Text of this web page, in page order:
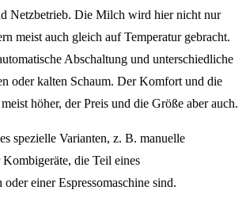
Netzbetrieb. Die Milch wird hier nicht nur
meist auch gleich auf Temperatur gebracht.
Abschaltung und unterschiedliche
oder kalten Schaum. Der Komfort und die
höher, der Preis und die Größe aber auch.
spezielle Varianten, z. B. manuelle
Kombigeräte, die Teil eines
einer Espressomaschine sind.